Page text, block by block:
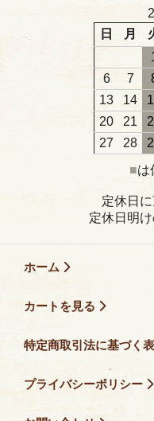
日
月
6
7
13
14
20
21
27
28
■は
定休日に
定休日明け
ホーム
カートを見る
特定商取引法に基づく
プライバシーポリシー